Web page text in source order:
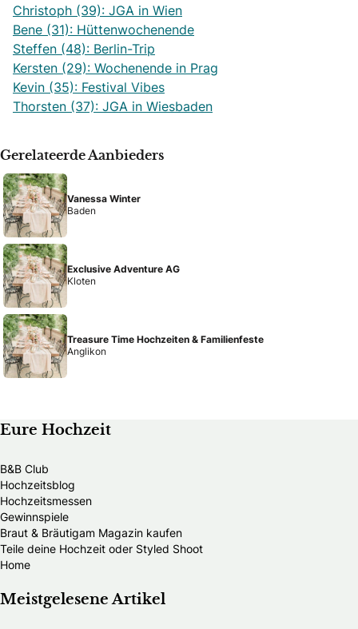
Christoph (39): JGA in Wien
Bene (31): Hüttenwochenende
Steffen (48): Berlin-Trip
Kersten (29): Wochenende in Prag
Kevin (35): Festival Vibes
Thorsten (37): JGA in Wiesbaden
Gerelateerde Aanbieders
Vanessa Winter
Baden
Exclusive Adventure AG
Kloten
Treasure Time Hochzeiten & Familienfeste
Anglikon
Eure Hochzeit
B&B Club
Hochzeitsblog
Hochzeitsmessen
Gewinnspiele
Braut & Bräutigam Magazin kaufen
Teile deine Hochzeit oder Styled Shoot
Home
Meistgelesene Artikel